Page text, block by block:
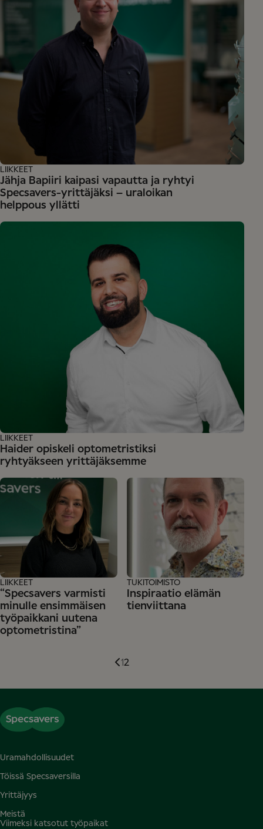
Jähja Bapiiri kaipasi vapautta ja ryhtyi
Specsavers-yrittäjäksi – uraloikan
helppous yllätti
LIIKKEET
Haider opiskeli optometristiksi
ryhtyäkseen yrittäjäksemme
LIIKKEET
“Specsavers varmisti
minulle ensimmäisen
työpaikkani uutena
optometristina”
LIIKKEET
Inspiraatio elämän
tienviittana
TUKITOIMISTO
12
Uramahdollisuudet
Töissä Specsaversilla
Yrittäjyys
Meistä
Viimeksi katsotut työpaikat